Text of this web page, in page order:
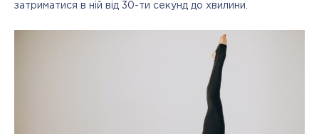
затриматися в ній від 30-ти секунд до хвилини.